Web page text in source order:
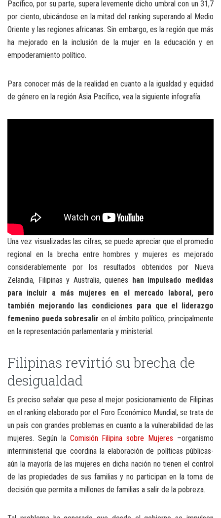
Pacífico, por su parte, supera levemente dicho umbral con un 31,7
por ciento, ubicándose en la mitad del ranking superando al Medio
Oriente y las regiones africanas. Sin embargo, es la región que más
ha mejorado en la inclusión de la mujer en la educación y en
empoderamiento político.
Para conocer más de la realidad en cuanto a la igualdad y equidad
de género en la región Asia Pacífico, vea la siguiente infografía.
Una vez visualizadas las cifras, se puede apreciar que el promedio
regional en la brecha entre hombres y mujeres es mejorado
considerablemente por los resultados obtenidos por Nueva
Zelandia, Filipinas y Australia, quienes han impulsado medidas
para incluir a más mujeres en el mercado laboral, pero
también mejorando las condiciones para que el liderazgo
femenino pueda sobresalir en el ámbito político, principalmente
en la representación parlamentaria y ministerial.
Filipinas revirtió su brecha de
desigualdad
Es preciso señalar que pese al mejor posicionamiento de Filipinas
en el ranking elaborado por el Foro Económico Mundial, se trata de
un país con grandes problemas en cuanto a la vulnerabilidad de las
mujeres. Según la Comisión Filipina sobre Mujeres –organismo
interministerial que coordina la elaboración de políticas públicas-
aún la mayoría de las mujeres en dicha nación no tienen el control
de las propiedades de sus familias y no participan en la toma de
decisión que permita a millones de familias a salir de la pobreza.